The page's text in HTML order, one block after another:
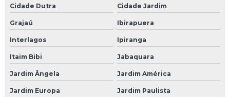
Modernização de elevador em são paulo
Modernização de elevadores sp
Modernização estética de elevador em são paulo
Modernização estética de elevadores
Modernização técnica de elevador
Cidade Dutra Cidade Jardim
Grajaú Ibirapuera
Interlagos Ipiranga
Itaim Bibi Jabaquara
Jardim Ângela Jardim América
Jardim Europa Jardim Paulista